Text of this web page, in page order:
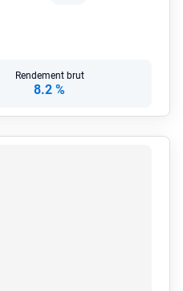
Rendement brut
8.2 %